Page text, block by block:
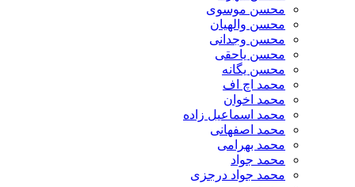
محسن موسوی
محسن والهیان
محسن وجدانی
محسن یاحقی
محسن یگانه
محمد اچ اف
محمد اخوان
محمد اسماعیل زاده
محمد اصفهانی
محمد بهرامی
محمد جواد
محمد جواد درجزی